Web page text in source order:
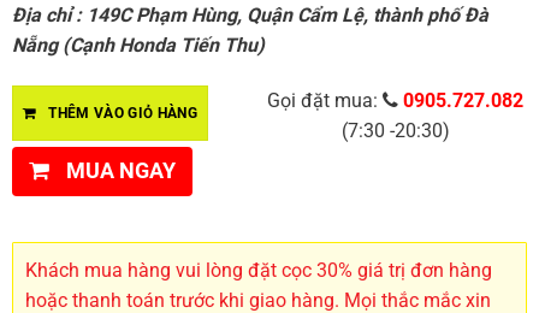
Địa chỉ : 149C Phạm Hùng, Quận Cẩm Lệ, thành phố Đà
Nẵng (Cạnh Honda Tiến Thu)
THÊM VÀO GIỎ HÀNG
MUA NGAY
Gọi đặt mua:
0905.727.082
(7:30 -20:30)
Khách mua hàng vui lòng đặt cọc 30% giá trị đơn hàng
hoặc thanh toán trước khi giao hàng. Mọi thắc mắc xin